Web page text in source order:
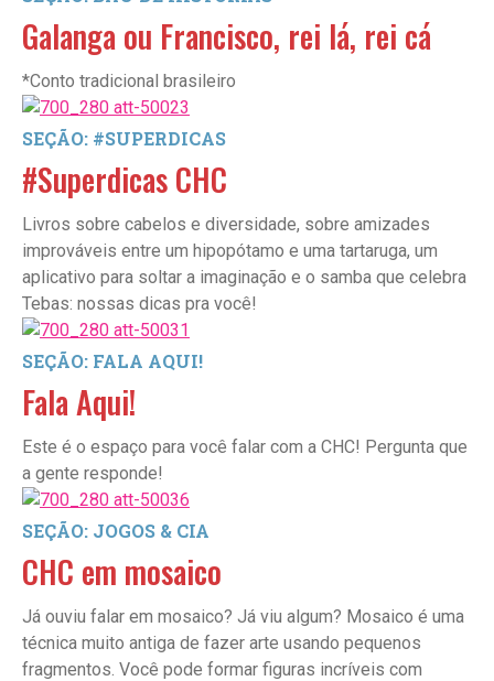
Galanga ou Francisco, rei lá, rei cá
*Conto tradicional brasileiro
SEÇÃO: #SUPERDICAS
#Superdicas CHC
Livros sobre cabelos e diversidade, sobre amizades
improváveis entre um hipopótamo e uma tartaruga, um
aplicativo para soltar a imaginação e o samba que celebra
Tebas: nossas dicas pra você!
SEÇÃO: FALA AQUI!
Fala Aqui!
Este é o espaço para você falar com a CHC! Pergunta que
a gente responde!
SEÇÃO: JOGOS & CIA
CHC em mosaico
Já ouviu falar em mosaico? Já viu algum? Mosaico é uma
técnica muito antiga de fazer arte usando pequenos
fragmentos. Você pode formar figuras incríveis com